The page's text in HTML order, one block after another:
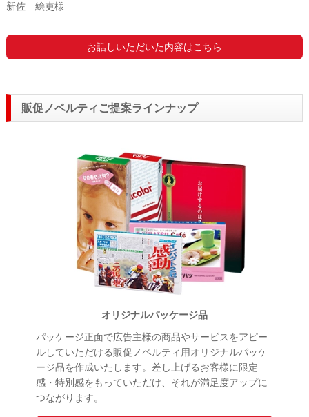
新佐 絵吏様
お話しいただいた内容はこちら
販促ノベルティご提案ラインナップ
オリジナルパッケージ品
パッケージ正面で広告主様の商品やサービスをアピー
ルしていただける販促ノベルティ用オリジナルパッケ
ージ品を作成いたします。差し上げるお客様に限定
感・特別感をもっていただけ、それが満足度アップに
つながります。